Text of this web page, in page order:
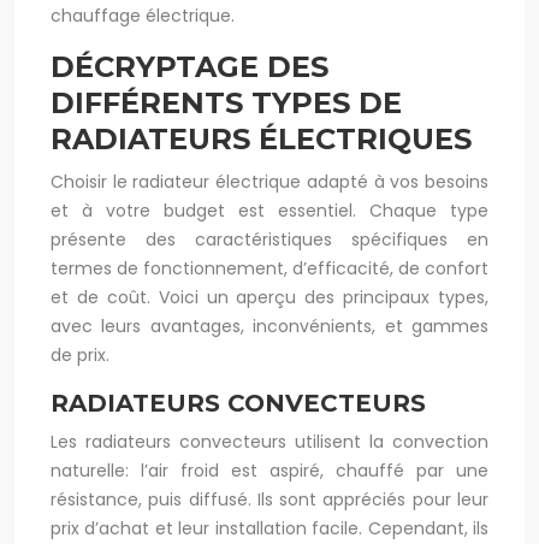
chauffage électrique.
DÉCRYPTAGE DES
DIFFÉRENTS TYPES DE
RADIATEURS ÉLECTRIQUES
Choisir le radiateur électrique adapté à vos besoins
et à votre budget est essentiel. Chaque type
présente des caractéristiques spécifiques en
termes de fonctionnement, d’efficacité, de confort
et de coût. Voici un aperçu des principaux types,
avec leurs avantages, inconvénients, et gammes
de prix.
RADIATEURS CONVECTEURS
Les radiateurs convecteurs utilisent la convection
naturelle: l’air froid est aspiré, chauffé par une
résistance, puis diffusé. Ils sont appréciés pour leur
prix d’achat et leur installation facile. Cependant, ils